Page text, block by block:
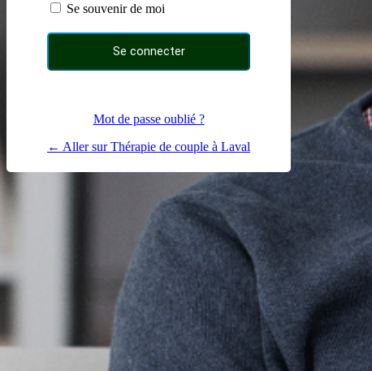
Se souvenir de moi
Mot de passe oublié ?
← Aller sur Thérapie de couple à Laval